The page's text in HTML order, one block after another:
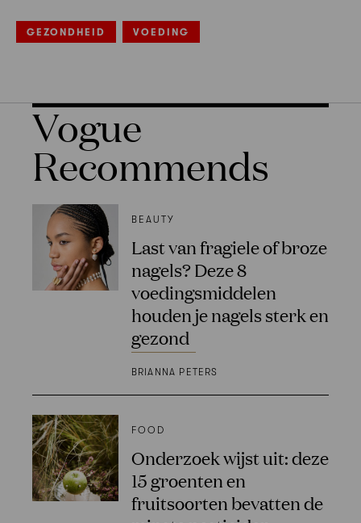
GEZONDHEID VOEDING
Vogue
Recommends
BEAUTY
Last van fragiele of broze
nagels? Deze 8
voedingsmiddelen
houden je nagels sterk en
gezond
BRIANNA PETERS
FOOD
Onderzoek wijst uit: deze
15 groenten en
fruitsoorten bevatten de